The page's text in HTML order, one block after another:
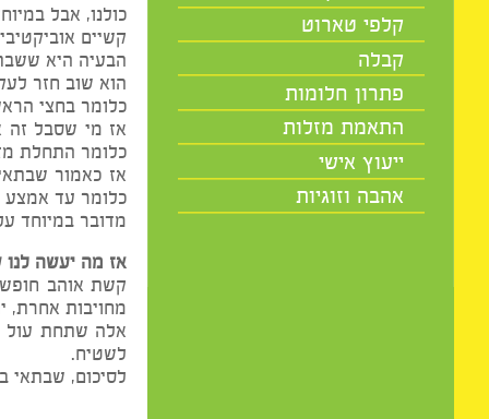
אז זהו זה, שבתאי
כולנו, אבל במיוחד
קשיים אוביקטיביים,
הבעיה היא ששבתאי נכנס כבר לקשת בתחילת
הוא שוב חזר לעקרב, ב-15.6, אז הבה ונראה מי סבל ממנו בחודשים
כלומר בחצי הראשון של
כלומר התחלת מזלות
מדובר במיוחד על הקשתים אשר נולדו עד ה-8.12 אבל גם
אז מה יעשה לנו
קשת אוהב חופש
מחויבות אחרת, ימצאו
אלה שתחת עול כבד
הסרת עין הרע
קלפי טארוט
פתרון חלומות
התאמת מזלות
ייעוץ אישי